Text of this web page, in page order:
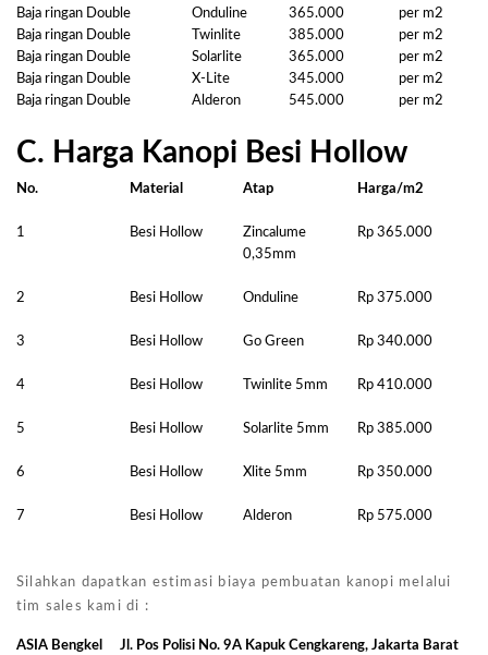
Baja ringan Double
Onduline 365.000
per m2
Baja ringan Double
Twinlite 385.000
per m2
Baja ringan Double
Solarlite 365.000
per m2
Baja ringan Double
X-Lite 345.000
per m2
Baja ringan Double
Alderon 545.000 per m2
C. Harga Kanopi Besi Hollow
No. Material Atap Harga/m2
1 Besi Hollow
Zincalume
0,35mm
Rp 365.000
2 Besi Hollow Onduline Rp 375.000
3 Besi Hollow Go Green Rp 340.000
4 Besi Hollow Twinlite 5mm Rp 410.000
5 Besi Hollow Solarlite 5mm Rp 385.000
6 Besi Hollow Xlite 5mm Rp 350.000
7 Besi Hollow Alderon Rp 575.000
Silahkan dapatkan estimasi biaya pembuatan kanopi melalui
tim sales kami di :
ASIA Bengkel
Jl. Pos Polisi No. 9A Kapuk Cengkareng, Jakarta Barat